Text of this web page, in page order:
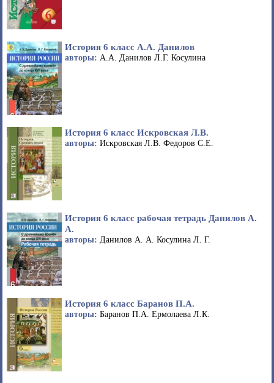
История 6 класс А.А. Данилов
авторы: А.А. Данилов Л.Г. Косулина
История 6 класс Искровская Л.В.
авторы: Искровская Л.В. Федоров С.Е.
История 6 класс рабочая тетрадь Данилов А.
А.
авторы: Данилов А. А. Косулина Л. Г.
История 6 класс Баранов П.А.
авторы: Баранов П.А. Ермолаева Л.К.